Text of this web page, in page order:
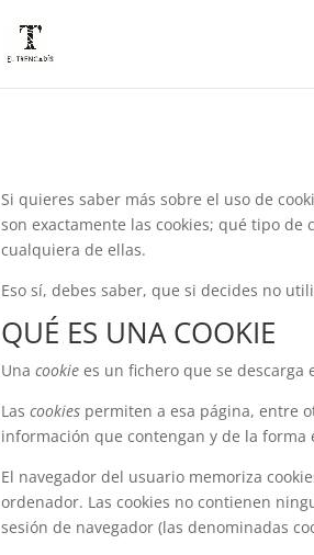
Si quieres saber más sobre el uso de
son exactamente las cookies; qué tipo
cualquiera de ellas.
Eso sí, debes saber, que si decides no
QUÉ ES UNA COOKIE
Unacookie es un fichero que se
Lascookies permiten a esa página, entre
información que contengan y de la
El navegador del usuario memoriza
ordenador. Las cookies no contienen
sesión de navegador (las denominadas